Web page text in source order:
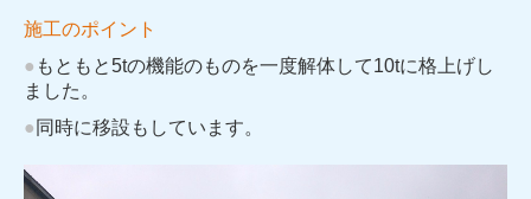
施工のポイント
● もともと5tの機能のものを一度解体して10tに格上げし
ました。
● 同時に移設もしています。